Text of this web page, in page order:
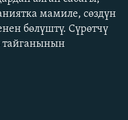
мамиле, сөздүн
бөлүштү. Сүрөтчү
тайганынын